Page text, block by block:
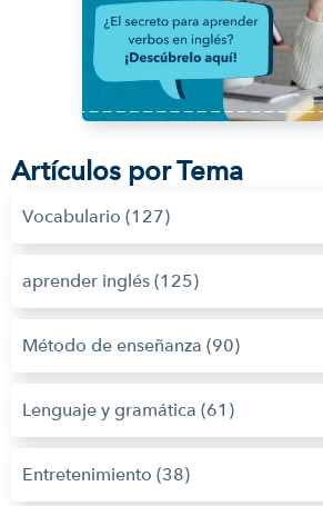
Artículos por Tema
Vocabulario (127)
aprender inglés (125)
Método de enseñanza (90)
Lenguaje y gramática (61)
Entretenimiento (38)